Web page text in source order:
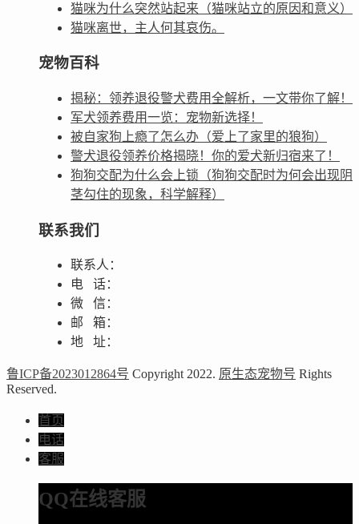
猫咪为什么突然站起来（猫咪站立的原因和意义）
猫咪离世，主人何其哀伤。
宠物百科
揭秘：领养退役警犬费用全解析，一文带你了解！
军犬领养费用一览：宠物新选择！
被自家狗上瘾了怎么办（爱上了家里的狼狗）
警犬退役领养价格揭晓！你的爱犬新归宿来了！
狗狗交配为什么会上锁（狗狗交配时为何会出现阴
茎勾住的现象，科学解释）
联系我们
联系人：
电 话：
微 信：
邮 箱：
地 址：
鲁ICP备2023012864号 Copyright 2022. 原生态宠物号 Rights
Reserved.
首页
电话
客服
QQ在线客服